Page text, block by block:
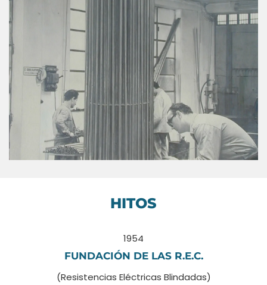
HITOS
1954
FUNDACIÓN DE LAS R.E.C.
(Resistencias Eléctricas Blindadas)